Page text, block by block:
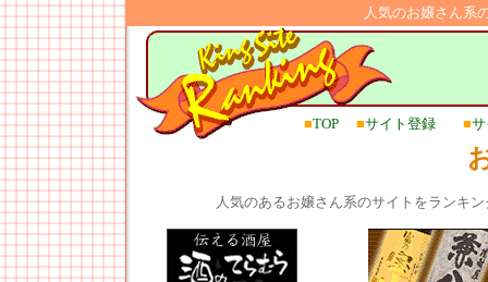
人気のお嬢さん系
■TOP ■サイト登録 ■
人気のあるお嬢さん系のサイトをランキ